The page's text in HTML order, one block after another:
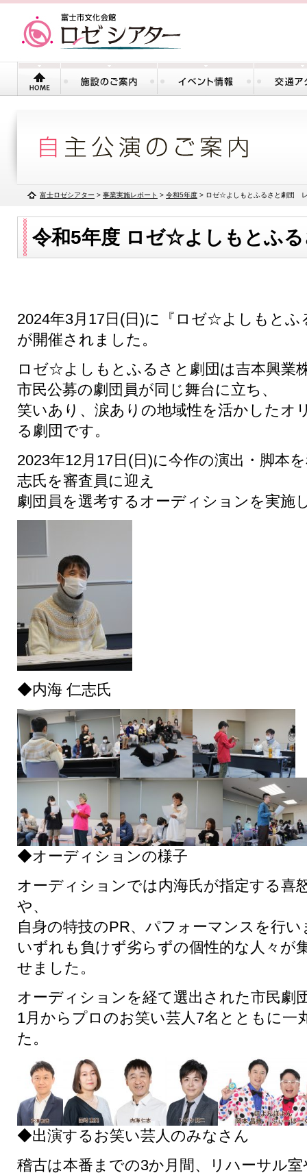
富士ロゼシアター > 事業実施レポート > 令和5年度 > ロゼ☆よしもとふるさと劇団
令和5年度 ロゼ☆よしもとふ
2024年3月 17日 (日)に『ロゼ☆よしもとふ
が開催されました。
ロゼ☆よしもとふるさと劇団は吉本興業
市民公募の劇団員が同じ舞台に立ち、
笑いあり、涙ありの地域性を活かしたオ
る劇団です。
2023年12 月 17日 (日)に今作の演出・脚本
志氏を審査員に迎え
劇団員を選考するオーディションを実施
◆内海 仁志氏
◆オーディションの様子
オーディションでは内海氏が指定する喜
や、
自身の特技のPR、パフォーマンスを行い
いずれも負けず劣らずの個性的な人々が
せました。
オーディションを経て選出された市民劇
1月からプロのお笑い芸人 7名とともに一
た。
◆出演するお笑い芸人のみなさん
稽古は本番までの3か月間、リハーサル